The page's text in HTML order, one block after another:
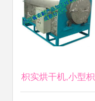
枳实烘干机,小型枳